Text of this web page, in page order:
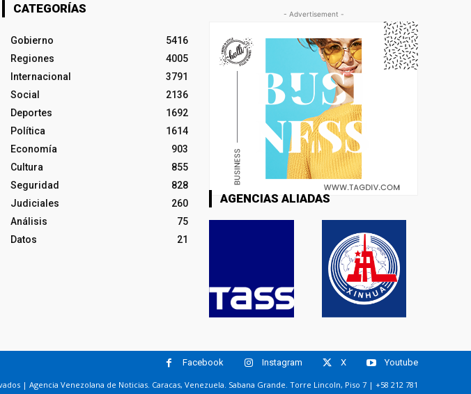
CATEGORÍAS
Gobierno
5416
Regiones
4005
Internacional
3791
Social
2136
Deportes
1692
Política
1614
Economía
903
Cultura
855
Seguridad
828
Judiciales
260
Análisis
75
Datos
21
- Advertisement -
AGENCIAS ALIADAS
Facebook Instagram X Youtube
| Agencia Venezolana de Noticias. Caracas, Venezuela. Sabana Grande. Torre Lincoln, Piso 7 | +58 212 781